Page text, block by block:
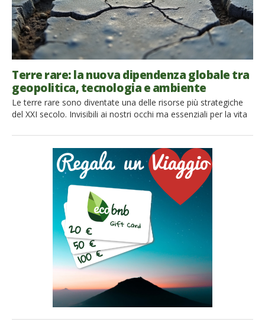
Terre rare: la nuova dipendenza globale tra
geopolitica, tecnologia e ambiente
Le terre rare sono diventate una delle risorse più strategiche
del XXI secolo. Invisibili ai nostri occhi ma essenziali per la vita
artificiale, auto elettriche, turbine eoliche e sistemi di difesa
avanzati. Oggi sono al centro di una competizione globale che
intreccia geopolitica, tecnologia e transizione energetica. Ma
dietro questa […]